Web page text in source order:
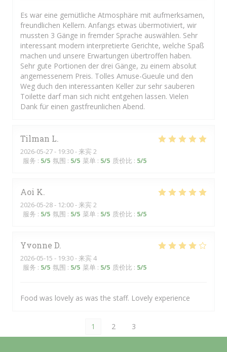
Es war eine gemütliche Atmosphäre mit aufmerksamen,
freundlichen Kellern. Anfangs etwas übermotiviert, wir
mussten 3 Gänge in fremder Sprache auswählen. Sehr
interessant modern interpretierte Gerichte, welche Spaß
machen und unsere Erwartungen übertroffen haben.
Sehr gute Portionen der drei Gänge, zu einem absolut
angemessenem Preis. Tolles Amuse-Gueule und den
Weg duch den interessanten Keller zur sehr sauberen
Toilette darf man sich nicht entgehen lassen. Vielen
Dank für einen gastfreunlichen Abend.
Tilman L
2026-05-27- 19:30 - 来宾 2
服务 : 5/5 氛围 : 5/5 菜单 : 5/5 质价比 : 5/5
Aoi K
2026-05-28- 12:00 - 来宾 2
服务 : 5/5 氛围 : 5/5 菜单 : 5/5 质价比 : 5/5
Yvonne D
2026-05-15 - 19:30 - 来宾 4
服务 : 5/5 氛围 : 5/5 菜单 : 5/5 质价比 : 5/5
Food was lovely as was the staff. Lovely experience
1 2 3